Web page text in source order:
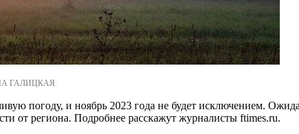
ГАЛИЦКАЯ.
погоду, и ноябрь 2023 года не будет исключением.
от региона. Подробнее расскажут журналисты ftimes.ru.